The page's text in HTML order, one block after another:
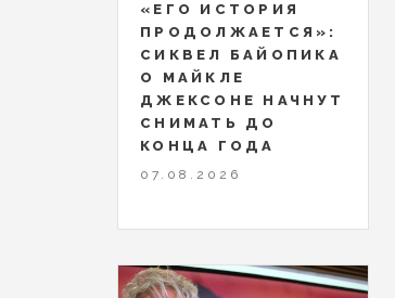
«ЕГО ИСТОРИЯ
ПРОДОЛЖАЕТСЯ»:
СИКВЕЛ БАЙОПИКА
О МАЙКЛЕ
ДЖЕКСОНЕ НАЧНУТ
СНИМАТЬ ДО
КОНЦА ГОДА
07.08.2026